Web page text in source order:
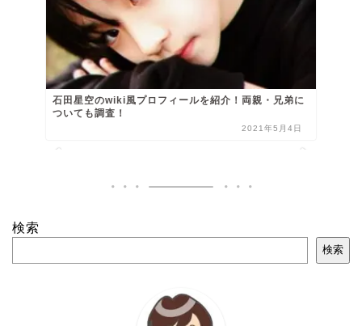
石田星空のwiki風プロフィールを紹介！両親・兄弟に
ついても調査！
2021年5月4日
検索
検索